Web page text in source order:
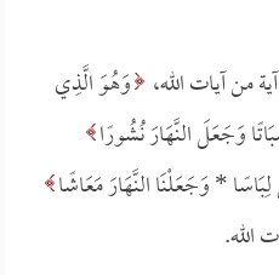
من آيات الله، وَهُوَ الَّذِي
وَجَعَلَ النَّهَارَ نُشُورًا
*وَجَعَلْنَا النَّهَارَ مَعَاشًا